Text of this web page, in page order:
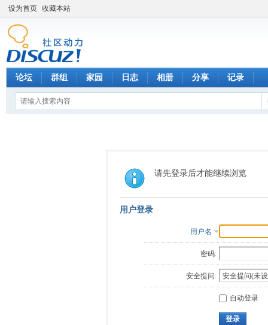
设为首页 收藏本站
论坛 群组 家园 日志 相册 分享 记录
请先登录后才能继续浏览
用户登录
用户名
密码:
安全提问:
自动登录
登录